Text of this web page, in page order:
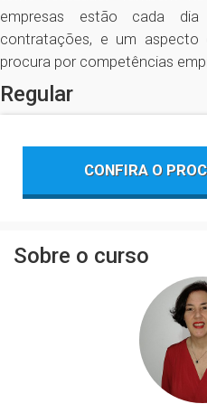
empresas estão cada
contratações, e um
procura por competências
Regular
CONFIRA O
Sobre o curso